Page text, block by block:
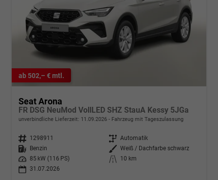
ab 502,– € mtl.
Seat Arona
FR DSG NeuMod VollLED SHZ StauA Kessy 5JGa
unverbindliche Lieferzeit: 11.09.2026 Fahrzeug mit Tageszulassung
Fahrzeugnr. 1298911 Getriebe Automatik
Kraftstoff
Benzin Außenfarbe Weiß / Dachfarbe schwarz
Leistung
85 kW (116 PS) Kilometerstand
10 km
31.07.2026